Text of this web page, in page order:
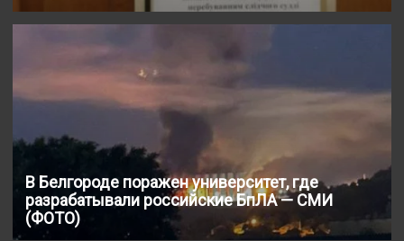
В Белгороде поражен университет, где
разрабатывали российские БпЛА — СМИ
(ФОТО)